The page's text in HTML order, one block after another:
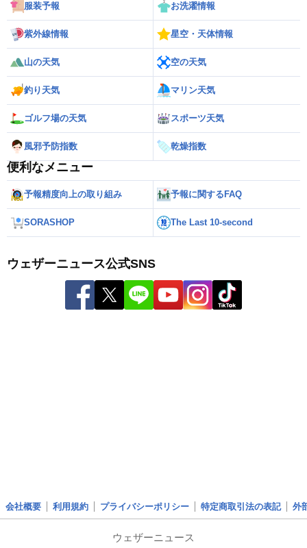
服装予報 お洗濯情報
紫外線情報 星空・天体情報
山の天気 空の天気
釣り天気 マリン天気
ゴルフ場の天気 スポーツ天気
風邪予防指数 乾燥指数
便利なメニュー
予報精度向上の取り組み 予報に関するFAQ
SORASHOP The Last 10-second
ウェザーニュース公式SNS
会社概要 利用規約 プライバシーポリシー 特定商取引法の表記 外
ウェザーニュース